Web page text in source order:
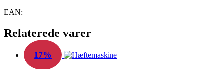
EAN:
Relaterede varer
17%